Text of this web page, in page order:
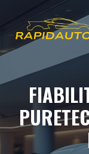
contenu